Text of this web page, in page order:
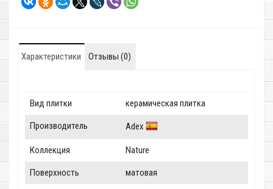
Характеристики Отзывы (0)
Вид плитки керамическая плитка
Производитель Adex
Коллекция Nature
Поверхность матовая